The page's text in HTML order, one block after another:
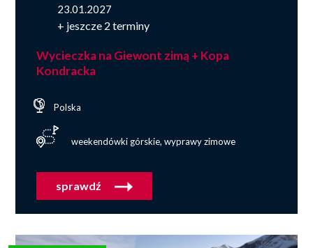
23.01.2027
+ jeszcze 2 terminy
Wycieczka na Giewont zimą + Kopa
Kondracka
Polska
weekendówki górskie, wyprawy zimowe
sprawdź